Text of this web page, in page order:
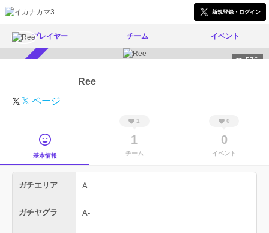
新規登録・ログイン
プレイヤー チーム イベント
576
Ree
𝕏 ページ
基本情報
1
1
チーム
0
0
イベント
ガチエリア A
ガチヤグラ A-